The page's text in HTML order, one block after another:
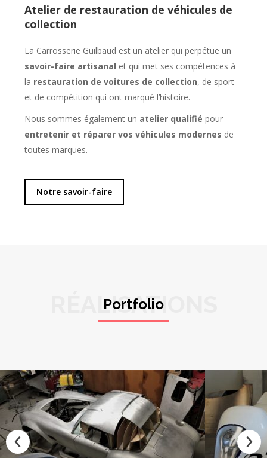
Atelier de restauration de véhicules de
collection
La Carrosserie Guilbaud est un atelier qui perpétue un
savoir-faire artisanal et qui met ses compétences à
la restauration de voitures de collection, de sport
et de compétition qui ont marqué l’histoire.
Nous sommes également un atelier qualifié pour
entretenir et réparer vos véhicules modernes de
toutes marques.
Notre savoir-faire
RÉALISATIONS
Portfolio